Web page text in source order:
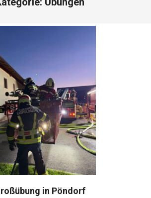
in Pöndorf